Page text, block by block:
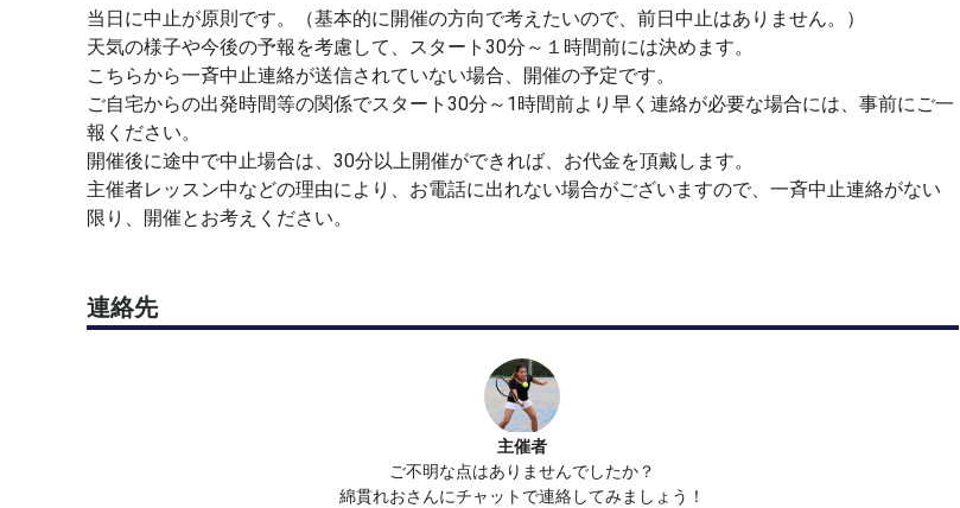
当日に中止が原則です。（基本的に開催の方向で考えたいので、前日中止はありません。）
天気の様子や今後の予報を考慮して、スタート30分～１時間前には決めます。
こちらから一斉中止連絡が送信されていない場合、開催の予定です。
ご自宅からの出発時間等の関係でスタート30分～1時間前より早く連絡が必要な場合には、事前にご一
報ください。
開催後に途中で中止場合は、30分以上開催ができれば、お代金を頂戴します。
主催者レッスン中などの理由により、お電話に出れない場合がございますので、一斉中止連絡がない
限り、開催とお考えください。
連絡先
主催者
ご不明な点はありませんでしたか？
綿貫れおさんにチャットで連絡してみましょう！